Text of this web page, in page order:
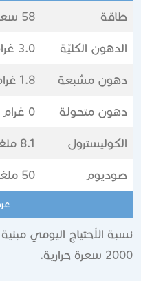
طاقة 58 سعرة حرارية
الدهون الكليّة 3.0 غرام
دهون مشبعة 1.8 غرام
دهون متحولة 0 غرام
الكوليسترول 8.1 ملغرام
صوديوم 50 ملغرام
نسبة الأحتياج اليومي
2000 سعرة حرارية.